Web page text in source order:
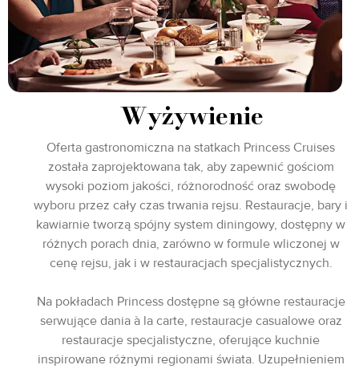
Wyżywienie
Oferta gastronomiczna na statkach Princess Cruises
została zaprojektowana tak, aby zapewnić gościom
wysoki poziom jakości, różnorodność oraz swobodę
wyboru przez cały czas trwania rejsu. Restauracje, bary i
kawiarnie tworzą spójny system diningowy, dostępny w
różnych porach dnia, zarówno w formule wliczonej w
cenę rejsu, jak i w restauracjach specjalistycznych.
Na pokładach Princess dostępne są główne restauracje
serwujące dania à la carte, restauracje casualowe oraz
restauracje specjalistyczne, oferujące kuchnie
inspirowane różnymi regionami świata. Uzupełnieniem